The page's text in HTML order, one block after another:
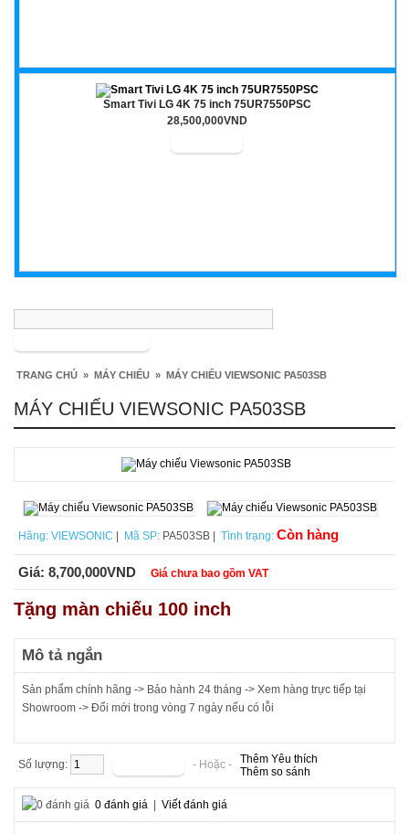
Smart Tivi LG 4K 75 inch 75UR7550PSC
28,500,000VND
TRANG CHỦ » MÁY CHIẾU » MÁY CHIẾU VIEWSONIC PA503SB
MÁY CHIẾU VIEWSONIC PA503SB
Hãng: VIEWSONIC Mã SP: PA503SB | Tình trạng: Còn hàng
Giá: 8,700,000VND Giá chưa bao gồm VAT
Tặng màn chiếu 100 inch
Mô tả ngắn
Sản phẩm chính hãng -> Bảo hành 24 tháng -> Xem hàng trực tiếp tại
Showroom -> Đổi mới trong vòng 7 ngày nếu có lỗi
Số lượng: - Hoặc -
Thêm Yêu thích
Thêm so sánh
0 đánh giá Viết đánh giá